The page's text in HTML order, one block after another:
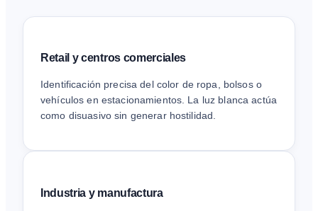
Retail y centros comerciales
Identificación precisa del color de ropa, bolsos o
vehículos en estacionamientos. La luz blanca actúa
como disuasivo sin generar hostilidad.
Industria y manufactura